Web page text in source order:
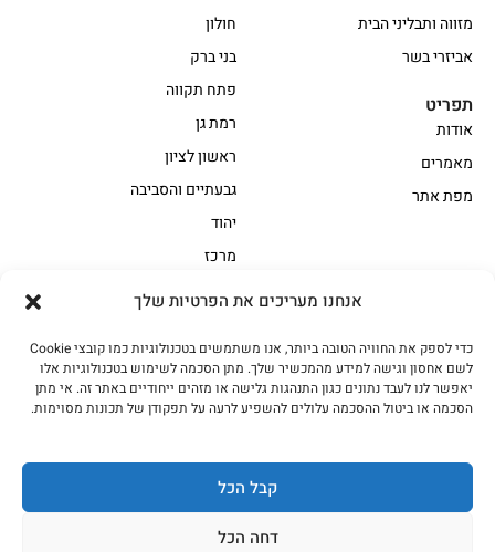
אנחנו מעריכים את הפרטיות שלך
כדי לספק את החוויה הטובה ביותר, אנו משתמשים בטכנולוגיות כמו קובצי Cookie
לשם אחסון וגישה למידע מהמכשיר שלך. מתן הסכמה לשימוש בטכנולוגיות אלו
יאפשר לנו לעבד נתונים כגון התנהגות גלישה או מזהים ייחודיים באתר זה. אי מתן
הסכמה או ביטול ההסכמה עלולים להשפיע לרעה על תפקודן של תכונות מסוימות.
קבל הכל
דחה הכל
אווז
בשר בקר משובח
בשר בקר עגלה משובח
בשר למעשנת
הודו
חלקים אחוריים
מיוחדי מסורת1
נתחי פנים
עוף
חולון
בני ברק
פתח תקווה
רמת גן
ראשון לציון
גבעתיים והסביבה
יהוד
מרכז
מזווה ותבליני הבית
אביזרי בשר
תפריט
אודות
מאמרים
מפת אתר